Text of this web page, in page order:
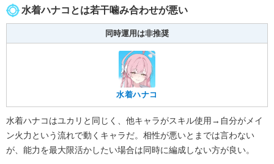
水着ハナコとは若干噛み合わせが悪い
同時運用は非推奨
水着ハナコ
水着ハナコはユカリと同じく、他キャラがスキル使用→自分がメイ
ン火力という流れで動くキャラだ。相性が悪いとまでは言わない
が、能力を最大限活かしたい場合は同時に編成しない方が良い。